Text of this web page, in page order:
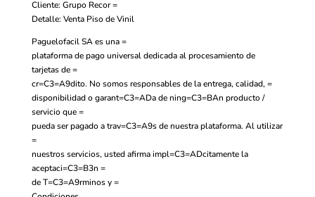
Cliente: Grupo Recor =
Detalle: Venta Piso de Vinil
Paguelofacil SA es una =
plataforma de pago universal dedicada al procesamiento de
tarjetas de =
cr=C3=A9dito. No somos responsables de la entrega, calidad, =
disponibilidad o garant=C3=ADa de ning=C3=BAn producto /
servicio que =
pueda ser pagado a trav=C3=A9s de nuestra plataforma. Al utilizar
=
nuestros servicios, usted afirma impl=C3=ADcitamente la
aceptaci=C3=B3n =
de T=C3=A9rminos y =